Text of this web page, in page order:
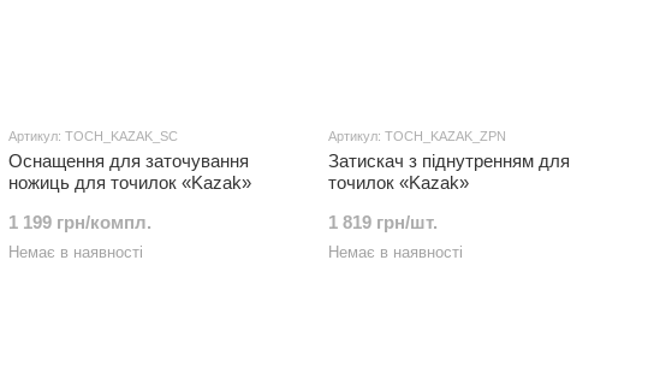
Артикул: TOCH_KAZAK_SC
Оснащення для заточування
ножиць для точилок «Kazak»
1 199 грн/компл.
Немає в наявності
Артикул: TOCH_KAZAK_ZPN
Затискач з піднутренням для
точилок «Kazak»
1 819 грн/шт.
Немає в наявності